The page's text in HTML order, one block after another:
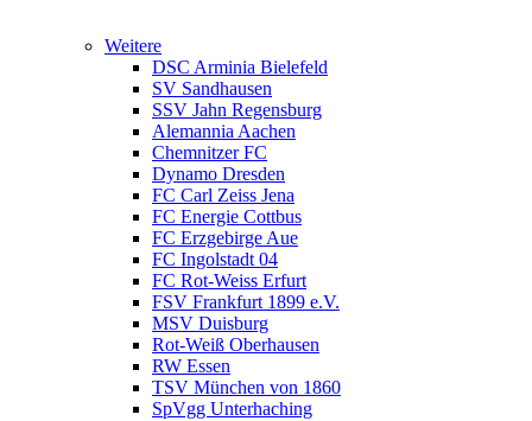
Weitere
DSC Arminia Bielefeld
SV Sandhausen
SSV Jahn Regensburg
Alemannia Aachen
Chemnitzer FC
Dynamo Dresden
FC Carl Zeiss Jena
FC Energie Cottbus
FC Erzgebirge Aue
FC Ingolstadt 04
FC Rot-Weiss Erfurt
FSV Frankfurt 1899 e.V.
MSV Duisburg
Rot-Weiß Oberhausen
RW Essen
TSV München von 1860
SpVgg Unterhaching